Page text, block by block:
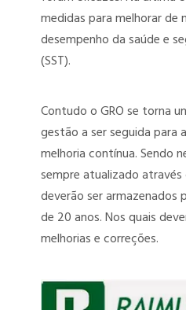
medidas para melhorar
desempenho da saúde e
(SST).
Contudo o GRO se torna
gestão a ser seguida para
melhoria contínua. Sendo
sempre atualizado
deverão ser armazenados
de 20 anos. Nos quais
melhorias e correções.